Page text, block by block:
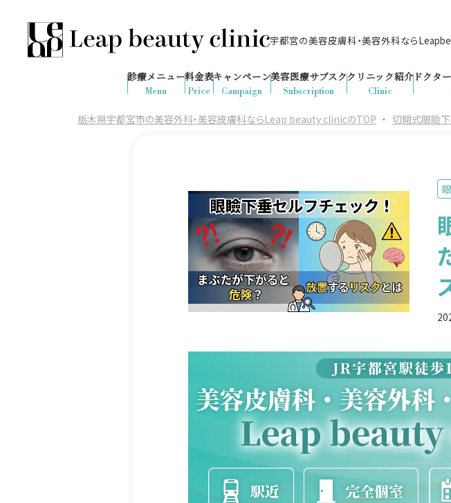
宇都宮の美容皮膚科・美容外科なら
の予約が入りました
診療時間：10:00-19:00
（土日祝日対応）
Menu
診療メニュー
Price
料金表
Campaign
キャンペーン
Subscription
美容医療サブスク
Clinic
クリニック紹介ドクタ
栃木県宇都宮市の美容外科・美容皮膚科ならLeap beauty clinicのTOP ・ 切開式眼瞼